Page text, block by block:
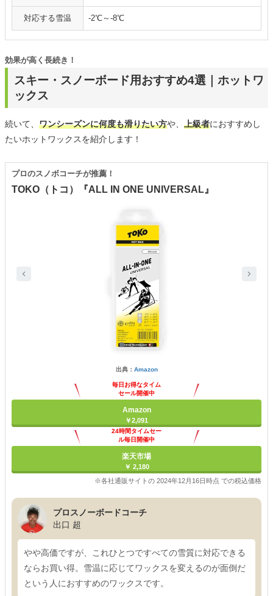
対応する雪温 -2℃～-8℃
スキー・スノーボード用おすすめ4選｜ホットワ
ックス
効果が高く長続き！
続いて、 ワンシーズンに何度も滑りたい方や、 上級者におすすめし
たいホットワックスを紹介します！
TOKO（トコ）『ALL IN ONE UNIVERSAL』
プロのスノボコーチが推薦！
出典： Amazon
毎日お得なタイム
セール開催中
Amazon
￥2,091
24時間タイムセー
ル毎日開催中
楽天市場
￥ 2,180
※各社通販サイトの 2024年12月16日時点 での税込価格
プロスノーボードコーチ
出口 超
やや高価ですが、これひとつですべての雪質に対応できる
ならお買い得。雪温に応じてワックスを変えるのが面倒だ
という人におすすめのワックスです。